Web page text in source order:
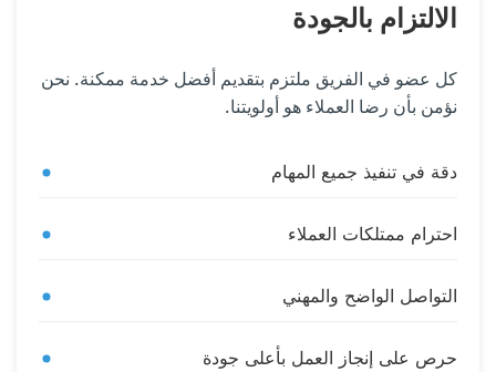
الالتزام بالجودة
كل عضو في الفريق ملتزم بتقديم أفضل خدمة ممكنة. نحن
نؤمن بأن رضا العملاء هو أولويتنا.
دقة في تنفيذ جميع المهام
احترام ممتلكات العملاء
التواصل الواضح والمهني
حرص على إنجاز العمل بأعلى جودة